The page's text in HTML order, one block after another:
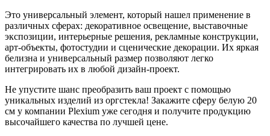
Это универсальный элемент, который нашел применение в
различных сферах: декоративное освещение, выставочные
экспозиции, интерьерные решения, рекламные конструкции,
арт-объекты, фотостудии и сценические декорации. Их яркая
белизна и универсальный размер позволяют легко
интегрировать их в любой дизайн-проект.
Не упустите шанс преобразить ваш проект с помощью
уникальных изделий из оргстекла! Закажите сферу белую 20
см у компании Plexium уже сегодня и получите продукцию
высочайшего качества по лучшей цене.